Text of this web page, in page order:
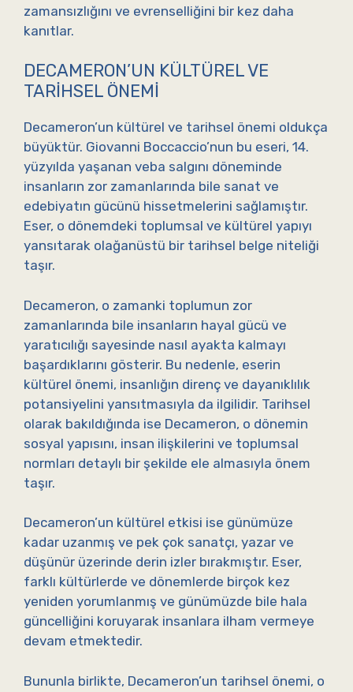
zamansızlığını ve evrenselliğini bir kez daha
kanıtlar.
DECAMERON’UN KÜLTÜREL VE
TARIHSEL ÖNEMI
Decameron’un kültürel ve tarihsel önemi oldukça
büyüktür. Giovanni Boccaccio’nun bu eseri, 14.
yüzyılda yaşanan veba salgını döneminde
insanların zor zamanlarında bile sanat ve
edebiyatın gücünü hissetmelerini sağlamıştır.
Eser, o dönemdeki toplumsal ve kültürel yapıyı
yansıtarak olağanüstü bir tarihsel belge niteliği
taşır.
Decameron, o zamanki toplumun zor
zamanlarında bile insanların hayal gücü ve
yaratıcılığı sayesinde nasıl ayakta kalmayı
başardıklarını gösterir. Bu nedenle, eserin
kültürel önemi, insanlığın direnç ve dayanıklılık
potansiyelini yansıtmasıyla da ilgilidir. Tarihsel
olarak bakıldığında ise Decameron, o dönemin
sosyal yapısını, insan ilişkilerini ve toplumsal
normları detaylı bir şekilde ele almasıyla önem
taşır.
Decameron’un kültürel etkisi ise günümüze
kadar uzanmış ve pek çok sanatçı, yazar ve
düşünür üzerinde derin izler bırakmıştır. Eser,
farklı kültürlerde ve dönemlerde birçok kez
yeniden yorumlanmış ve günümüzde bile hala
güncelliğini koruyarak insanlara ilham vermeye
devam etmektedir.
Bununla birlikte, Decameron’un tarihsel önemi, o